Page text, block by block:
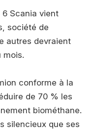
6 Scania vient
société de
autres devraient
mois.
conforme à la
de 70 % les
biométhane.
silencieux que ses